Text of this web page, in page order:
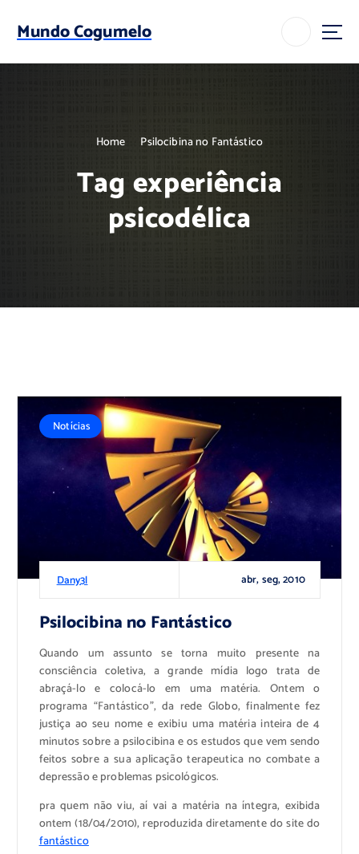
p
Mundo Cogumelo
Home Psilocibina no Fantástico
Tag experiência
psicodélica
Dany3l abr, seg, 2010
Notícias
Psilocibina no Fantástico
Quando um assunto se torna muito presente na
consciência coletiva, a grande mídia logo trata de
abraçá-lo e colocá-lo em uma matéria. Ontem o
programa “Fantástico”, da rede Globo, finalmente fez
justiça ao seu nome e exibiu uma matéria inteira de 4
minutos sobre a psilocibina e os estudos que vem sendo
feitos sobre a sua aplicação terapeutica no combate a
depressão e problemas psicológicos.
pra quem não viu, aí vai a matéria na íntegra, exibida
ontem (18/04/2010), reproduzida diretamente do site do
fantástico